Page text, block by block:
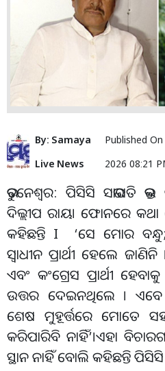
By: Samaya
Live News
Published On
2026 08:21
ଭୁବନେଶ୍ଵର: ପିସିସି ସଭାପତି
ଦିଲ୍ଲୀପ ରାୟ। ଫୋନରେ
କହିଛନ୍ତି I ‘ସେ ମୋର
ସ୍ୱାଧୀନ ପ୍ରାର୍ଥୀ ହେଲେ
ଏବଂ କଂଗ୍ରେସ ପ୍ରାର୍ଥୀ
ଉତ୍ତର ଦେଇନଥିଲେ । ଏବେ
ଶେଷ ମୁହୂର୍ତ୍ତରେ ମୋତେ
କରିପାରିବି ନାହିଁ’।ଏହା
ସ୍ଥାନ ନାହିଁ ବୋଲି କହିଛନ୍ତି ପିସିସି